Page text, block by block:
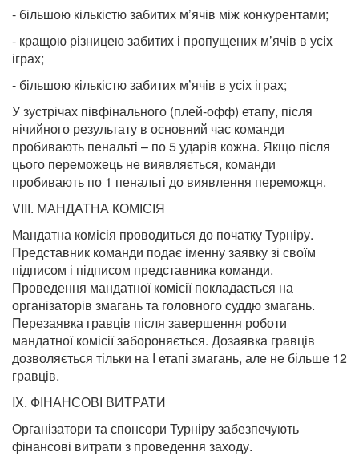
- більшою кількістю забитих м’ячів між конкурентами;
- кращою різницею забитих і пропущених м’ячів в усіх
іграх;
- більшою кількістю забитих м’ячів в усіх іграх;
У зустрічах півфінального (плей-офф) етапу, після
нічийного результату в основний час команди
пробивають пенальті – по 5 ударів кожна. Якщо після
цього переможець не виявляється, команди
пробивають по 1 пенальті до виявлення переможця.
VІIІ. МАНДАТНА КОМІСІЯ
Мандатна комісія проводиться до початку Турніру.
Представник команди подає іменну заявку зі своїм
підписом і підписом представника команди.
Проведення мандатної комісії покладається на
організаторів змагань та головного суддю змагань.
Перезаявка гравців після завершення роботи
мандатної комісії забороняється. Дозаявка гравців
дозволяється тільки на І етапі змагань, але не більше 12
гравців.
IX. ФІНАНСОВІ ВИТРАТИ
Організатори та спонсори Турніру забезпечують
фінансові витрати з проведення заходу.